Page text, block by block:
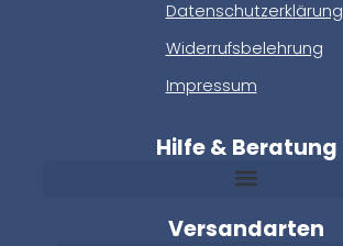
Datenschutzerklärung
Widerrufsbelehrung
Impressum
Hilfe & Beratung
Versandarten